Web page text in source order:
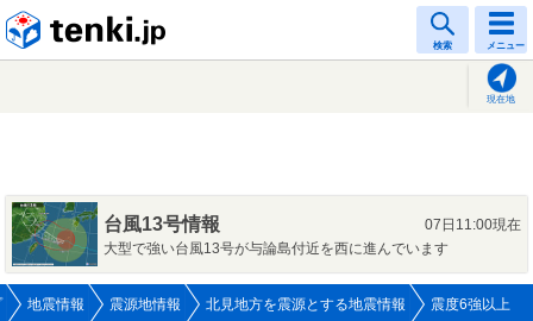
検索 メニュー
現在地
台風13号情報
07日11:00現在
大型で強い台風13号が与論島付近を西に進んでいます
地震情報 震源地情報 北見地方を震源とする地震情報 震度6強以上